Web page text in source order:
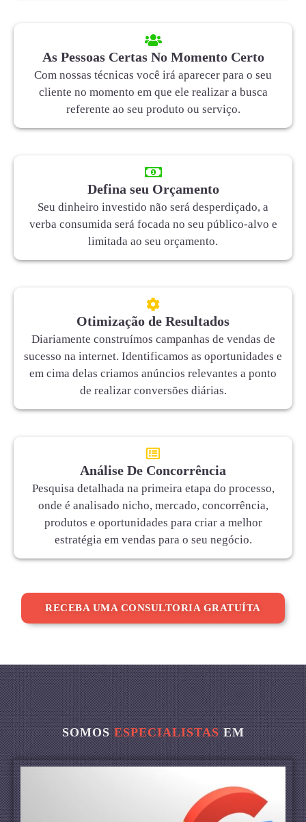
As Pessoas Certas No Momento Certo
Com nossas técnicas você irá aparecer para o seu
cliente no momento em que ele realizar a busca
referente ao seu produto ou serviço.
Defina seu Orçamento
Seu dinheiro investido não será desperdiçado, a
verba consumida será focada no seu público-alvo e
limitada ao seu orçamento.
Otimização de Resultados
Diariamente construímos campanhas de vendas de
sucesso na internet. Identificamos as oportunidades e
em cima delas criamos anúncios relevantes a ponto
de realizar conversões diárias.
Análise De Concorrência
Pesquisa detalhada na primeira etapa do processo,
onde é analisado nicho, mercado, concorrência,
produtos e oportunidades para criar a melhor
estratégia em vendas para o seu negócio.
RECEBA UMA CONSULTORIA GRATUÍTA
SOMOSESPECIALISTASEM